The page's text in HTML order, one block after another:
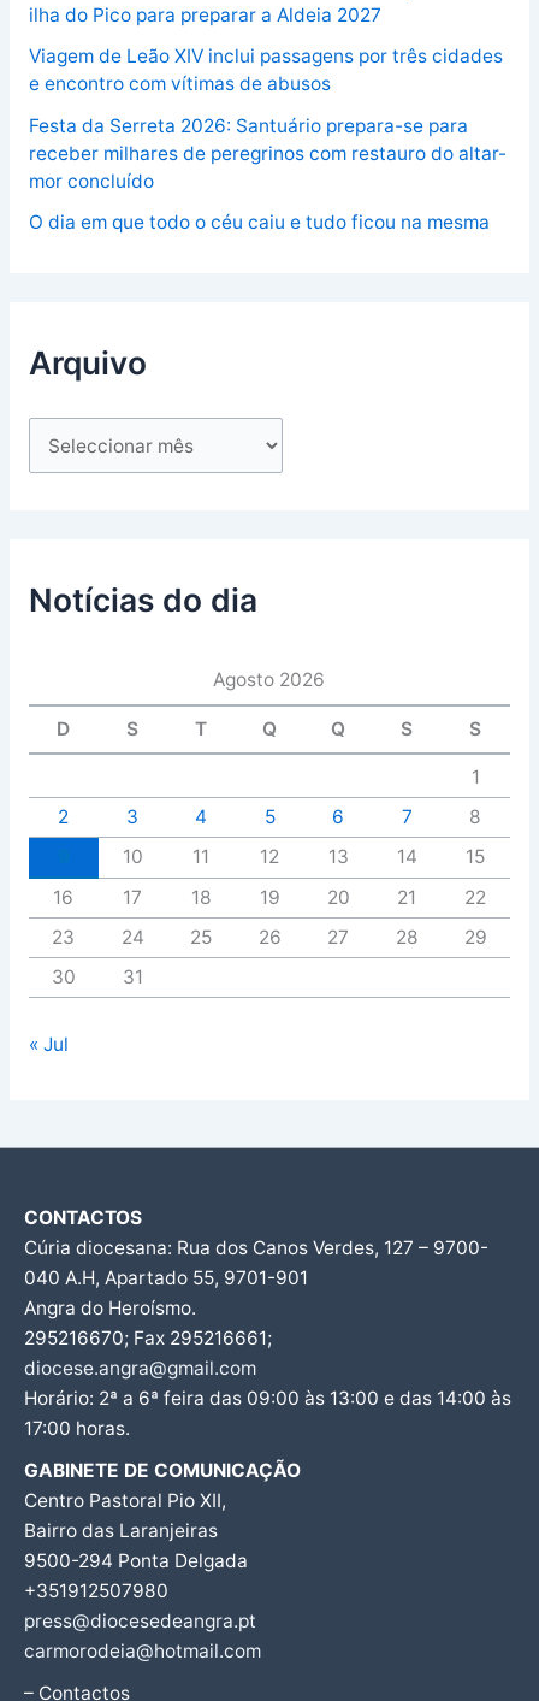
ilha do Pico para preparar a Aldeia 2027
Viagem de Leão XIV inclui passagens por três cidades
e encontro com vítimas de abusos
Festa da Serreta 2026: Santuário prepara-se para
receber milhares de peregrinos com restauro do altar-
mor concluído
O dia em que todo o céu caiu e tudo ficou na mesma
Arquivo
Notícias do dia
Agosto 2026
D S T Q Q S S
1
2
3 4 5 6 7
8
10 11 12 13 14
15
16
17 18 19 20 21
22
23
24 25 26 27 28
29
30
31
« Jul
CONTACTOS
Cúria diocesana: Rua dos Canos Verdes, 127 – 9700-
040 A.H, Apartado 55, 9701-901
Angra do Heroísmo.
295216670; Fax 295216661;
diocese.angra@gmail.com
Horário: 2ª a 6ª feira das 09:00 às 13:00 e das 14:00 às
17:00 horas.
GABINETE DE COMUNICAÇÃO
Centro Pastoral Pio XII,
Bairro das Laranjeiras
9500-294 Ponta Delgada
+351912507980
press@diocesedeangra.pt
carmorodeia@hotmail.com
– Contactos